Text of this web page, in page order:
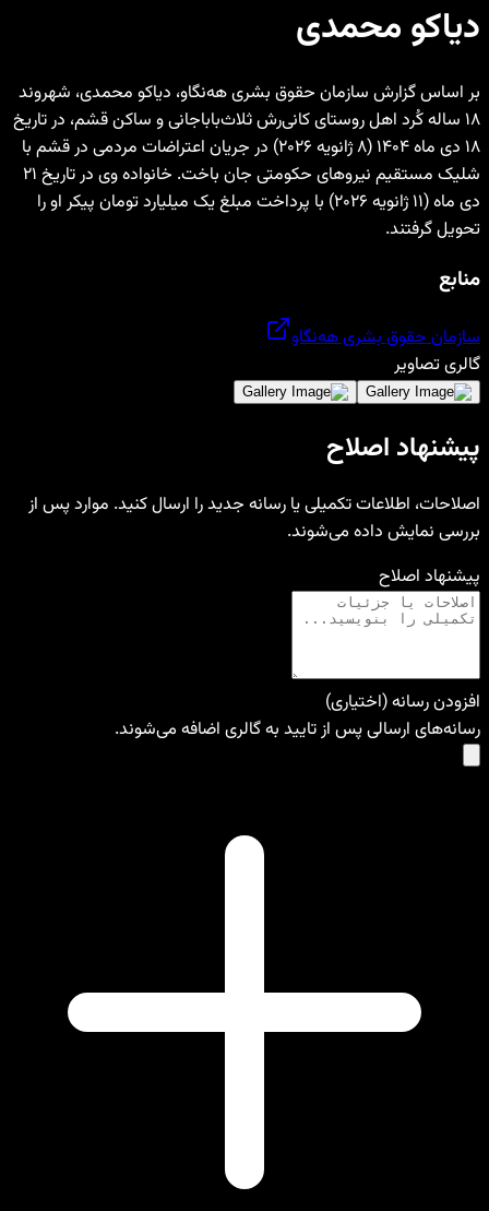
دیاکو محمدی
بر اساس گزارش سازمان حقوق بشری هه‌نگاو، دیاکو محمدی، شهروند
۱۸ ساله کُرد اهل روستای کانی‌رش ثلاث‌باباجانی و ساکن قشم، در تاریخ
۱۸ دی ماه ۱۴۰۴ (۸ ژانویه ۲۰۲۶) در جریان اعتراضات مردمی در قشم با
شلیک مستقیم نیروهای حکومتی جان باخت. خانواده وی در تاریخ ۲۱
دی ماه (۱۱ ژانویه ۲۰۲۶) با پرداخت مبلغ یک میلیارد تومان پیکر او را
تحویل گرفتند.
منابع
سازمان حقوق بشری هه‌نگاو
گالری تصاویر
پیشنهاد اصلاح
اصلاحات، اطلاعات تکمیلی یا رسانه جدید را ارسال کنید. موارد پس از
بررسی نمایش داده می‌شوند.
پیشنهاد اصلاح
افزودن رسانه (اختیاری)
رسانه‌های ارسالی پس از تایید به گالری اضافه می‌شوند.